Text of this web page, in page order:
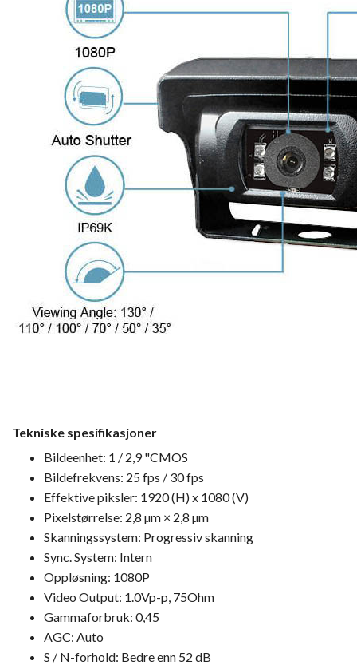
Tekniske spesifikasjoner
Bildeenhet: 1 / 2,9 "CMOS
Bildefrekvens: 25 fps / 30 fps
Effektive piksler: 1920 (H) x 1080 (V)
Pixelstørrelse: 2,8 µm × 2,8 µm
Skanningssystem: Progressiv skanning
Sync. System: Intern
Oppløsning: 1080P
Video Output: 1.0Vp-p, 75Ohm
Gammaforbruk: 0,45
AGC: Auto
S / N-forhold: Bedre enn 52 dB